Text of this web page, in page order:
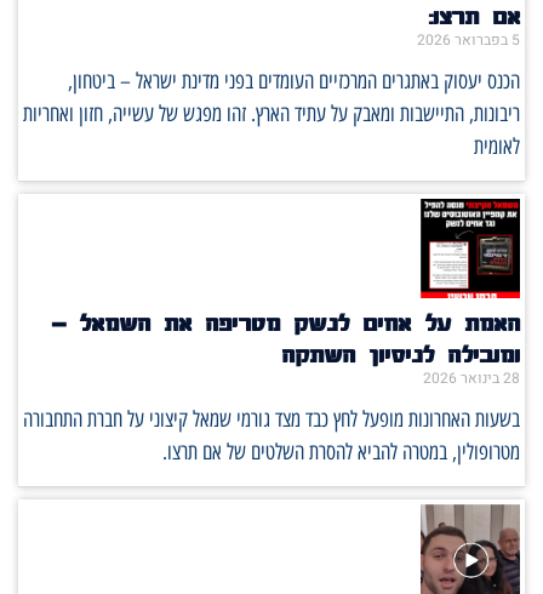
אם תרצו:
5 בפברואר 2026
הכנס יעסוק באתגרים המרכזיים העומדים בפני מדינת ישראל – ביטחון,
ריבונות, התיישבות ומאבק על עתיד הארץ. זהו מפגש של עשייה, חזון ואחריות
לאומית
האמת על אחים לנשק מטריפה את השמאל –
ומובילה לניסיון השתקה
28 בינואר 2026
בשעות האחרונות מופעל לחץ כבד מצד גורמי שמאל קיצוני על חברת התחבורה
מטרופולין, במטרה להביא להסרת השלטים של אם תרצו.